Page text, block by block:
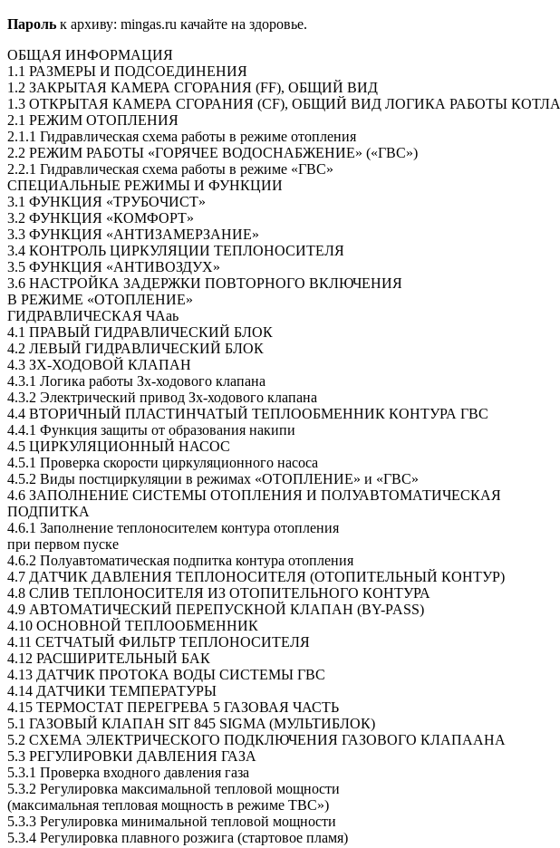
Пароль к архиву: mingas.ru качайте на здоровье.
ОБЩАЯ ИНФОРМАЦИЯ
1.1 РАЗМЕРЫ И ПОДСОЕДИНЕНИЯ
1.2 ЗАКРЫТАЯ КАМЕРА СГОРАНИЯ (FF), ОБЩИЙ ВИД
1.3 ОТКРЫТАЯ КАМЕРА СГОРАНИЯ (CF), ОБЩИЙ ВИД ЛОГИКА РАБОТЫ КОТЛА
2.1 РЕЖИМ ОТОПЛЕНИЯ
2.1.1 Гидравлическая схема работы в режиме отопления
2.2 РЕЖИМ РАБОТЫ «ГОРЯЧЕЕ ВОДОСНАБЖЕНИЕ» («ГВС»)
2.2.1 Гидравлическая схема работы в режиме «ГВС»
СПЕЦИАЛЬНЫЕ РЕЖИМЫ И ФУНКЦИИ
3.1 ФУНКЦИЯ «ТРУБОЧИСТ»
3.2 ФУНКЦИЯ «КОМФОРТ»
3.3 ФУНКЦИЯ «АНТИЗАМЕРЗАНИЕ»
3.4 КОНТРОЛЬ ЦИРКУЛЯЦИИ ТЕПЛОНОСИТЕЛЯ
3.5 ФУНКЦИЯ «АНТИВОЗДУХ»
3.6 НАСТРОЙКА ЗАДЕРЖКИ ПОВТОРНОГО ВКЛЮЧЕНИЯ
В РЕЖИМЕ «ОТОПЛЕНИЕ»
ГИДРАВЛИЧЕСКАЯ ЧАаь
4.1 ПРАВЫЙ ГИДРАВЛИЧЕСКИЙ БЛОК
4.2 ЛЕВЫЙ ГИДРАВЛИЧЕСКИЙ БЛОК
4.3 ЗХ-ХОДОВОЙ КЛАПАН
4.3.1 Логика работы Зх-ходового клапана
4.3.2 Электрический привод Зх-ходового клапана
4.4 ВТОРИЧНЫЙ ПЛАСТИНЧАТЫЙ ТЕПЛООБМЕННИК КОНТУРА ГВС
4.4.1 Функция защиты от образования накипи
4.5 ЦИРКУЛЯЦИОННЫЙ НАСОС
4.5.1 Проверка скорости циркуляционного насоса
4.5.2 Виды постциркуляции в режимах «ОТОПЛЕНИЕ» и «ГВС»
4.6 ЗАПОЛНЕНИЕ СИСТЕМЫ ОТОПЛЕНИЯ И ПОЛУАВТОМАТИЧЕСКАЯ
ПОДПИТКА
4.6.1 Заполнение теплоносителем контура отопления
при первом пуске
4.6.2 Полуавтоматическая подпитка контура отопления
4.7 ДАТЧИК ДАВЛЕНИЯ ТЕПЛОНОСИТЕЛЯ (ОТОПИТЕЛЬНЫЙ КОНТУР)
4.8 СЛИВ ТЕПЛОНОСИТЕЛЯ ИЗ ОТОПИТЕЛЬНОГО КОНТУРА
4.9 АВТОМАТИЧЕСКИЙ ПЕРЕПУСКНОЙ КЛАПАН (BY-PASS)
4.10 ОСНОВНОЙ ТЕПЛООБМЕННИК
4.11 СЕТЧАТЫЙ ФИЛЬТР ТЕПЛОНОСИТЕЛЯ
4.12 РАСШИРИТЕЛЬНЫЙ БАК
4.13 ДАТЧИК ПРОТОКА ВОДЫ СИСТЕМЫ ГВС
4.14 ДАТЧИКИ ТЕМПЕРАТУРЫ
4.15 ТЕРМОСТАТ ПЕРЕГРЕВА 5 ГАЗОВАЯ ЧАСТЬ
5.1 ГАЗОВЫЙ КЛАПАН SIT 845 SIGMA (МУЛЬТИБЛОК)
5.2 СХЕМА ЭЛЕКТРИЧЕСКОГО ПОДКЛЮЧЕНИЯ ГАЗОВОГО КЛАПААНА
5.3 РЕГУЛИРОВКИ ДАВЛЕНИЯ ГАЗА
5.3.1 Проверка входного давления газа
5.3.2 Регулировка максимальной тепловой мощности
(максимальная тепловая мощность в режиме ТВС»)
5.3.3 Регулировка минимальной тепловой мощности
5.3.4 Регулировка плавного розжига (стартовое пламя)